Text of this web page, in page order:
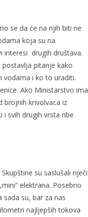
se da će na njih biti ne
koja su na
interesi drugih društava.
pitanje kako
vodama i ko to uraditi.
Ako Ministarstvo ima
brojnih krivolvaca iz
svih drugih vrsta ribe
su saslušali riječi
elektrana. Posebno
su, bar za nas
najljepših tokova